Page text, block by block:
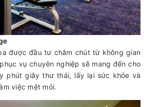
được đầu tư chăm chút từ không gian
vụ chuyên nghiệp sẽ mang đến cho
phút giây thư thái, lấy lại sức khỏe và
việc mệt mỏi.